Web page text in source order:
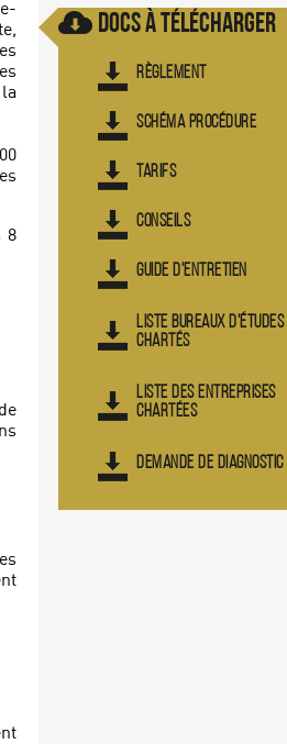
8
Docs à Télécharger
RÈGLEMENT
SCHÉMA PROCÉDURE
TARIFS
CONSEILS
GUIDE D'ENTRETIEN
LISTE BUREAUX D'ÉTUDES
CHARTÉS
LISTE DES ENTREPRISES
CHARTÉES
DEMANDE DE DIAGNOSTIC